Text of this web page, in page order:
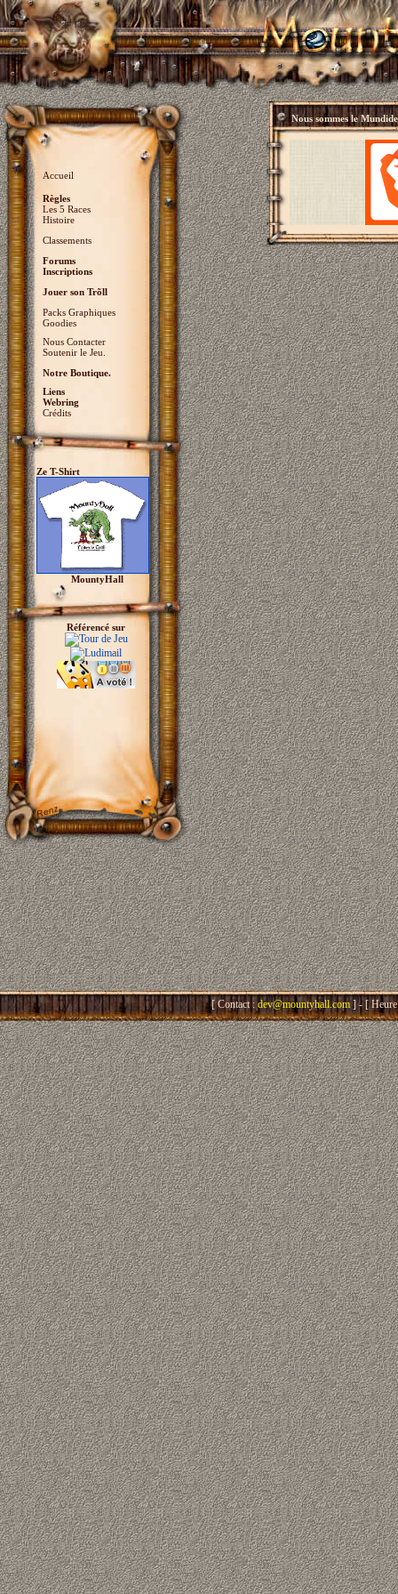
Accueil
Règles
Les 5 Races
Histoire
Classements
Forums
Inscriptions
Jouer son Trõll
Packs Graphiques
Goodies
Nous Contacter
Soutenir le Jeu.
Notre Boutique.
Liens
Webring
Crédits
Ze T-Shirt
MountyHall
Référencé sur
Nous sommes le
[ Contact : dev@mountyhall.com] - [ Heure